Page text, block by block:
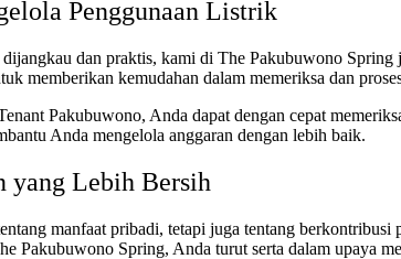
Penggunaan Listrik
dan praktis, kami di The Pakubuwono
memberikan kemudahan dalam memeriksa dan
Pakubuwono, Anda dapat dengan cepat
Anda mengelola anggaran dengan lebih baik.
yang Lebih Bersih
manfaat pribadi, tetapi juga tentang
Pakubuwono Spring, Anda turut serta dalam upaya